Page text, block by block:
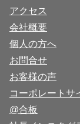
アクセス
会社概要
個人の方へ
お問合せ
お客様の声
コーポレートサ
@合板